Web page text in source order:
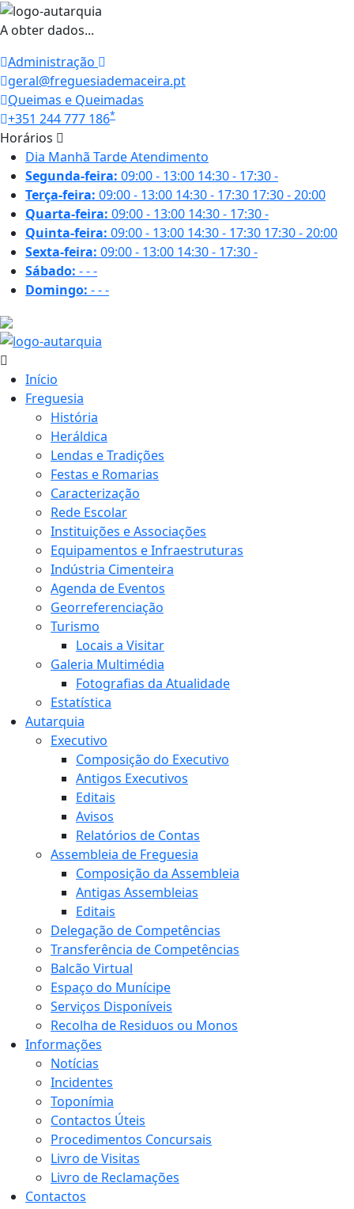
A obter dados...
Administração
geral@freguesiademaceira.pt
Queimas e Queimadas
+351 244 777 186*
Horários
Dia Manhã TardeAtendimento
Segunda-feira: 09:00 - 13:00 14:30 - 17:30-
Terça-feira: 09:00 - 13:00 14:30 - 17:30 17:30 - 20:00
Quarta-feira: 09:00 - 13:00 14:30 - 17:30-
Quinta-feira: 09:00 - 13:00 14:30 - 17:30 17:30 - 20:00
Sexta-feira: 09:00 - 13:00 14:30 - 17:30-
Sábado: ---
Domingo: ---
Início
Freguesia
História
Heráldica
Lendas e Tradições
Festas e Romarias
Caracterização
Rede Escolar
Instituições e Associações
Equipamentos e Infraestruturas
Indústria Cimenteira
Agenda de Eventos
Georreferenciação
Turismo
Locais a Visitar
Galeria Multimédia
Fotografias da Atualidade
Estatística
Autarquia
Executivo
Composição do Executivo
Antigos Executivos
Editais
Avisos
Relatórios de Contas
Assembleia de Freguesia
Composição da Assembleia
Antigas Assembleias
Editais
Delegação de Competências
Transferência de Competências
Balcão Virtual
Espaço do Munícipe
Serviços Disponíveis
Recolha de Residuos ou Monos
Informações
Notícias
Incidentes
Toponímia
Contactos Úteis
Procedimentos Concursais
Livro de Visitas
Livro de Reclamações
Contactos